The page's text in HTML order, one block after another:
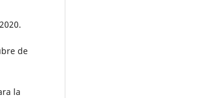
de
la